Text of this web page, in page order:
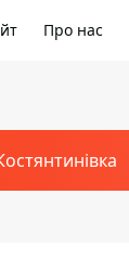
Про нас